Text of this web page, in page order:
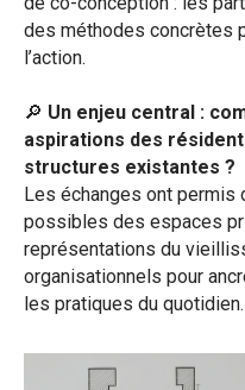
des méthodes concrètes
l’action.
🔎 Un enjeu central :
aspirations des
structures existantes ?
Les échanges ont permis
possibles des espaces
représentations du
organisationnels pour
les pratiques du quotidien.